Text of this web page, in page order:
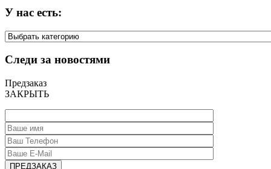
У нас есть:
Следи за новостями
Предзаказ
ЗАКРЫТЬ